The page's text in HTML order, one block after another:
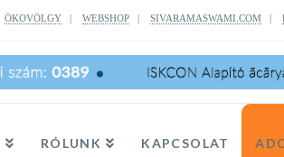
ÖKOVÖLGY| WEBSHOP| SIVARAMASWAMI.COM|
RÓLUNK KAPCSOLAT